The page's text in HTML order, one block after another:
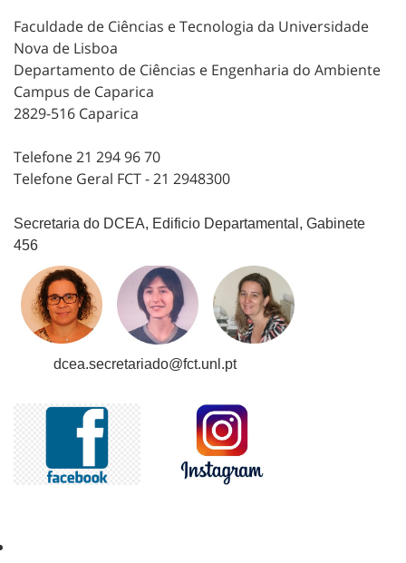
Faculdade de Ciências e Tecnologia da Universidade
Nova de Lisboa
Departamento de Ciências e Engenharia do Ambiente
Campus de Caparica
2829-516 Caparica
Telefone 21 294 96 70
Telefone Geral FCT - 21 2948300
Secretaria do DCEA, Edificio Departamental, Gabinete
456
dcea.secretariado@fct.unl.pt